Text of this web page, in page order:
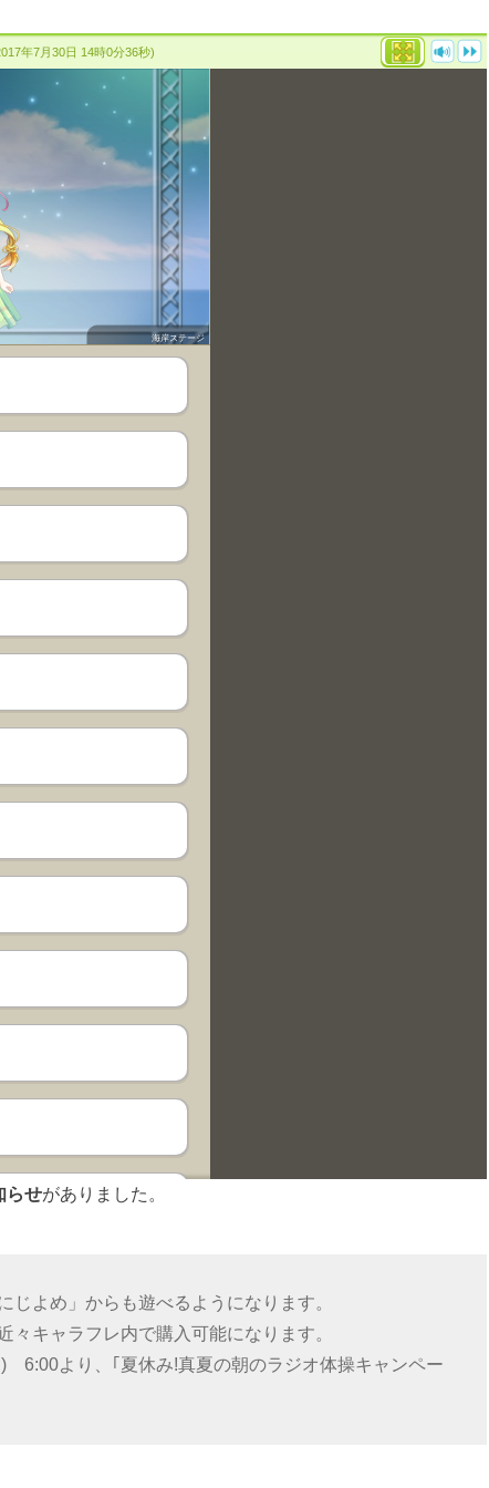
らせがありました。
じよめ」からも遊べるようになります。
々キャラフレ内で購入可能になります。
6:00より、｢夏休み!真夏の朝のラジオ体操キャンペー